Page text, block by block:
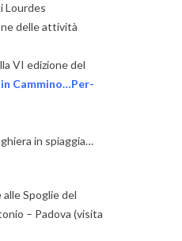
Lourdes
delle attività
VI edizione del
Cammino…Per-
in spiaggia…
Spoglie del
– Padova (visita